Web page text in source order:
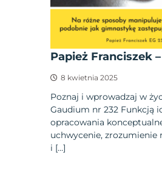
Papież Franciszek –
8 kwietnia 2025
Poznaj i wprowadzaj w
Gaudium nr 232 Funkcją
opracowania
uchwycenie, zrozumienie
i […]